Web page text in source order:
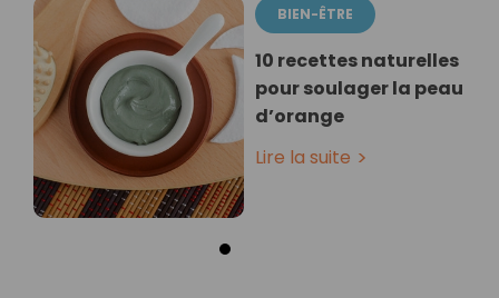
BIEN-ÊTRE
10 recettes naturelles
pour soulager la peau
d’orange
Lire la suite